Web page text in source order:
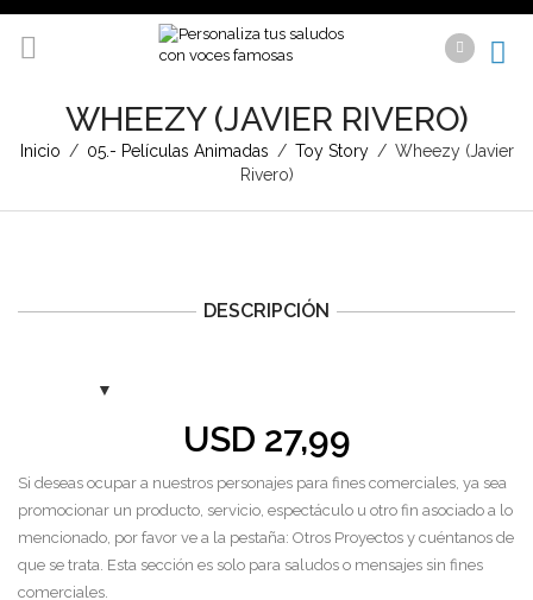
WHEEZY (JAVIER RIVERO)
Inicio / 05.- Películas Animadas / Toy Story / Wheezy (Javier
Rivero)
DESCRIPCIÓN
USD 27,99
Si deseas ocupar a nuestros personajes para fines comerciales, ya sea
promocionar un producto, servicio, espectáculo u otro fin asociado a lo
mencionado, por favor ve a la pestaña: Otros Proyectos y cuéntanos de
que se trata. Esta sección es solo para saludos o mensajes sin fines
comerciales.